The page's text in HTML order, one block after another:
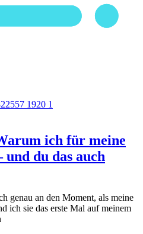
ich für meine
du das auch
genau an den Moment, als meine
ich sie das erste Mal auf meinem